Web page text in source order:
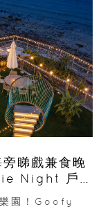
睇戲兼食晚
Night 戶
樂園！Goofy